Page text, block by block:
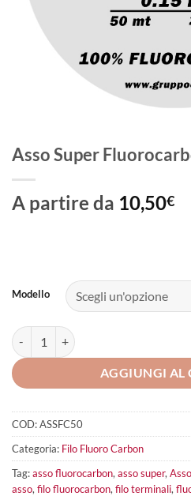
Asso Super
A partire da 10,50€
Modello
Asso Super Fluorocarbon quantità
AGGIUNGI AL
COD:ASSFC50
Categoria: Filo Fluoro Carbon
Tag:asso fluorocarbon, asso super,
asso, filo fluorocarbon, filo terminali,